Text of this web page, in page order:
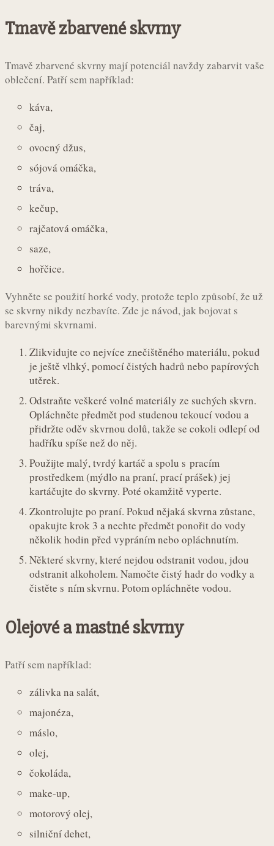
Tmavě zbarvené skvrny
Tmavě zbarvené skvrny mají potenciál navždy zabarvit vaše
oblečení. Patří sem například:
káva,
čaj,
ovocný džus,
sójová omáčka,
tráva,
kečup,
rajčatová omáčka,
saze,
hořčice.
Vyhněte se použití horké vody, protože teplo způsobí, že už
se skvrny nikdy nezbavíte. Zde je návod, jak bojovat s
barevnými skvrnami.
Zlikvidujte co nejvíce znečištěného materiálu, pokud
je ještě vlhký, pomocí čistých hadrů nebo papírových
utěrek.
Odstraňte veškeré volné materiály ze suchých skvrn.
Opláchněte předmět pod studenou tekoucí vodou a
přidržte oděv skvrnou dolů, takže se cokoli odlepí od
hadříku spíše než do něj.
Použijte malý, tvrdý kartáč a spolu s pracím
prostředkem (mýdlo na praní, prací prášek) jej
kartáčujte do skvrny. Poté okamžitě vyperte.
Zkontrolujte po praní. Pokud nějaká skvrna zůstane,
opakujte krok 3 a nechte předmět ponořit do vody
několik hodin před vypráním nebo opláchnutím.
Některé skvrny, které nejdou odstranit vodou, jdou
odstranit alkoholem. Namočte čistý hadr do vodky a
čistěte s ním skvrnu. Potom opláchněte vodou.
Olejové a mastné skvrny
Patří sem například:
zálivka na salát,
majonéza,
máslo,
olej,
čokoláda,
make-up,
motorový olej,
silniční dehet,